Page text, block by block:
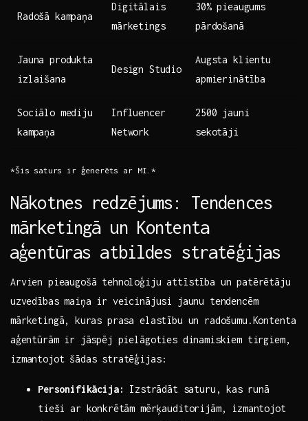
Radošā kampaņa
Digitālais
mārketings
30% pieaugums
pārdošanā
Jauna produkta
izlaišana
Design Studio
Augsta klientu
apmierinātība
Sociālo mediju
kampaņa
Influencer
Network
2500 jauni
sekotāji
*Šis saturs ir ģenerēts ar MI.*
Nākotnes ​redzējums: Tendences
mārketingā un Kontenta
⁢aģentūras atbildes stratēģijas
Arvien pieaugošā tehnoloģiju attīstība un patērētāju
⁤uzvedības maiņa ir veicinājusi jaunu tendencēm
mārketingā, ⁤kuras prasa elastību un radošumu.Kontenta
⁤aģentūrām ir jāspēj pielāgoties ‌dinamiskiem‍ tirgiem,
izmantojot šādas​ stratēģijas:
Personifikācija:
Izstrādāt⁢ saturu, kas⁢ runā
tieši ar ‍konkrētām mērķauditorijām, izmantojot